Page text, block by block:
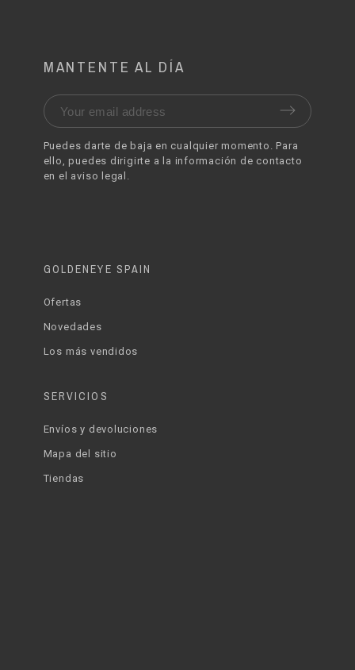
MANTENTE AL DÍA
Puedes darte de baja en cualquier momento. Para
ello, puedes dirigirte a la información de contacto
en el aviso legal.
GOLDENEYE SPAIN
Ofertas
Novedades
Los más vendidos
SERVICIOS
Envíos y devoluciones
Mapa del sitio
Tiendas